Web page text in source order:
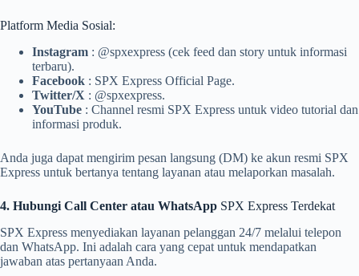
Platform Media Sosial:
Instagram : @spxexpress (cek feed dan story untuk informasi
terbaru).
Facebook : SPX Express Official Page.
Twitter/X : @spxexpress.
YouTube : Channel resmi SPX Express untuk video tutorial dan
informasi produk.
Anda juga dapat mengirim pesan langsung (DM) ke akun resmi SPX
Express untuk bertanya tentang layanan atau melaporkan masalah.
4. Hubungi Call Center atau WhatsApp SPX Express Terdekat
SPX Express menyediakan layanan pelanggan 24/7 melalui telepon
dan WhatsApp. Ini adalah cara yang cepat untuk mendapatkan
jawaban atas pertanyaan Anda.